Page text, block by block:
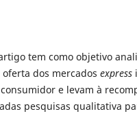
tem como objetivo
dos mercados express
e levam à
pesquisas qualitativa